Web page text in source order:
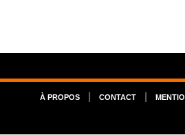
ÀPROPOS| CONTACT|